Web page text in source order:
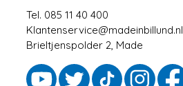
Tel. 085 11 40 400
Klantenservice@madeinbillund.nl
Brieltjenspolder 2, Made